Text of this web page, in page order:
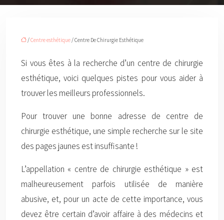
/Centre esthétique/ Centre De Chirurgie Esthétique
Si vous êtes à la recherche d’un centre de chirurgie
esthétique, voici quelques pistes pour vous aider à
trouver les meilleurs professionnels.
Pour trouver une bonne adresse de centre de
chirurgie esthétique, une simple recherche sur le site
des pages jaunes est insuffisante !
L’appellation « centre de chirurgie esthétique » est
malheureusement parfois utilisée de manière
abusive, et, pour un acte de cette importance, vous
devez être certain d’avoir affaire à des médecins et